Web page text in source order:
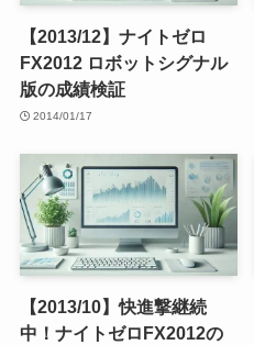
【2013/12】ナイトゼロ
FX2012 ロボットシグナル
版の成績検証
2014/01/17
【2013/10】快進撃継続
中！ナイトゼロFX2012の